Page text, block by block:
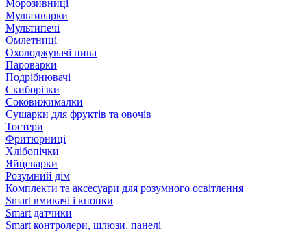
Морозивниці
Мультиварки
Мультипечі
Омлетниці
Охолоджувачі пива
Пароварки
Подрібнювачі
Скиборізки
Соковижималки
Сушарки для фруктів та овочів
Тостери
Фритюрниці
Хлібопічки
Яйцеварки
Розумний дім
Комплекти та аксесуари для розумного освітлення
Smart вмикачі і кнопки
Smart датчики
Smart контролери, шлюзи, панелі